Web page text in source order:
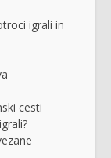
igrali in
cesti